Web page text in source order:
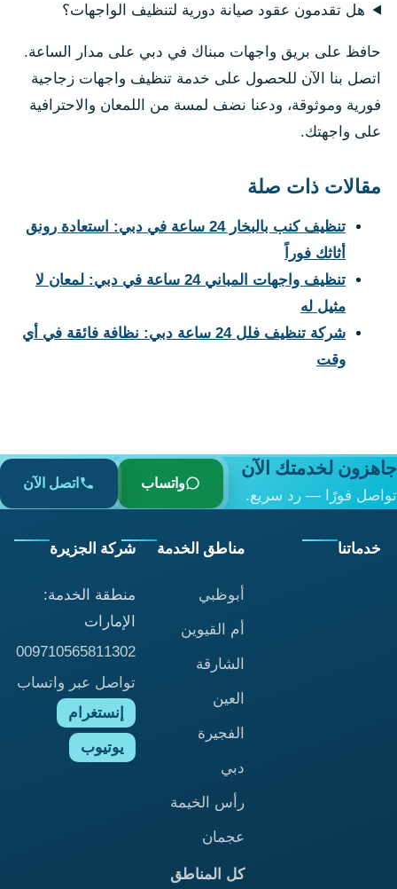
هل تقدمون عقود صيانة دورية لتنظيف الواجهات؟
حافظ على بريق واجهات مبناك في دبي على مدار الساعة.
اتصل بنا الآن للحصول على خدمة تنظيف واجهات زجاجية
فورية وموثوقة، ودعنا نضف لمسة من اللمعان والاحترافية
على واجهتك.
مقالات ذات صلة
تنظيف كنب بالبخار 24 ساعة في دبي: استعادة رونق
أثاثك فوراً
تنظيف واجهات المباني 24 ساعة في دبي: لمعان لا
مثيل له
شركة تنظيف فلل 24 ساعة دبي: نظافة فائقة في أي
وقت
جاهزون لخدمتك الآن
تواصل فورًا — رد سريع.
واتساب اتصل الآن
خدماتنا مناطق الخدمة
أبوظبي
أم القيوين
الشارقة
العين
الفجيرة
دبي
رأس الخيمة
عجمان
كل المناطق
شركة الجزيرة
منطقة الخدمة:
الإمارات
009710565811302
تواصل عبر واتساب
إنستغرام
يوتيوب